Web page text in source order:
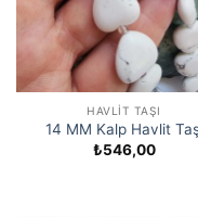
HAVLIT TAŞI
14 MM Kalp Havlit
₺546,00